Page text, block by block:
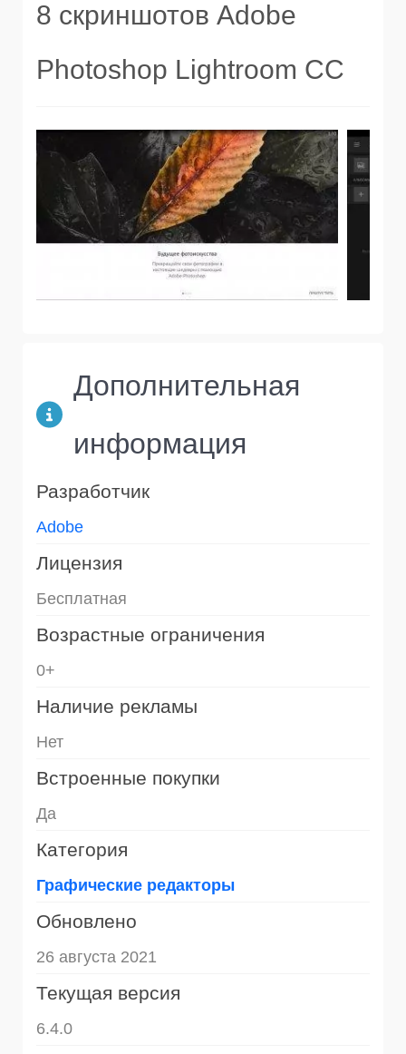
8 скриншотов Adobe
Photoshop Lightroom CC
Дополнительная
информация
Разработчик
Adobe
Лицензия
Бесплатная
Возрастные ограничения
0+
Наличие рекламы
Нет
Встроенные покупки
Да
Категория
Графические редакторы
Обновлено
26 августа 2021
Текущая версия
6.4.0